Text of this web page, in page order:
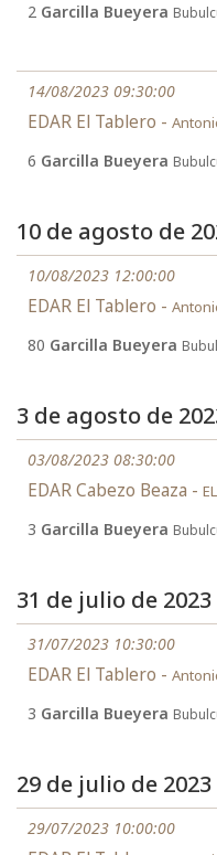
2 Garcilla Bueyera
14/08/2023 09:30:00
EDAR El Tablero -
6 Garcilla Bueyera
10 de agosto de
10/08/2023 12:00:00
EDAR El Tablero -
80 Garcilla Bueyera
3 de agosto de
03/08/2023 08:30:00
EDAR Cabezo Beaza -
3 Garcilla Bueyera
31 de julio de 2023
31/07/2023 10:30:00
EDAR El Tablero -
3 Garcilla Bueyera
29 de julio de 2023
29/07/2023 10:00:00